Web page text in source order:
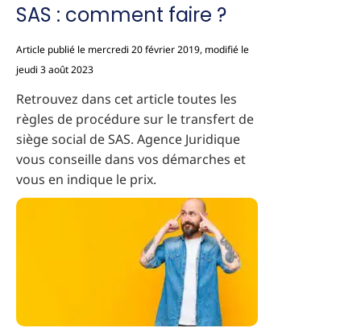
SAS : comment faire ?
Article publié le mercredi 20 février 2019, modifié le
jeudi 3 août 2023
Retrouvez dans cet article toutes les
règles de procédure sur le transfert de
siège social de SAS. Agence Juridique
vous conseille dans vos démarches et
vous en indique le prix.